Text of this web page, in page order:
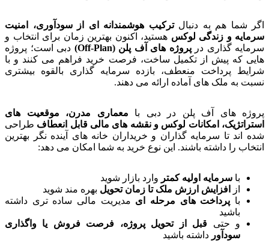
اگر شما هم به دنبالترکیب هوشمندانه ای از سودآوری، امنیت
سرمایه و زندگی لوکس هستید، اکنون بهترین زمان برای انتخاب و
سرمایه گذاری درپروژه های آف پلن (Off‑Plan)
دبی است؛ پروژه
هایی که پیش از تکمیل ساخت، فرصت خرید فراهم می کنند و با
شرایط پرداخت منعطف، بازده سرمایه گذاری بالقوه بیشتری
نسبت به ملک های آماده ارائه می دهند.
پروژه های آف پلن در دبی با معماری مدرن، موقعیت های
استراتژیک، امکانات لوکس و نقشه های مالی قابل انعطاف طراحی
شده اند تا سرمایه گذاران و خریداران خانه های آینده نگر بهترین
انتخاب را داشته باشند. این نوع خرید به شما امکان می دهد:
با سرمایه اولیه کمتر وارد بازار شوید
از
افزایش ارزش ملک تا زمان تحویل بهره مند شوید
با پرداخت های مرحله ای مدیریت مالی ساده تری داشته
باشید
و حتی قبل از تحویل پروژه، فرصت فروش یا واگذاری
سودآور داشته باشید